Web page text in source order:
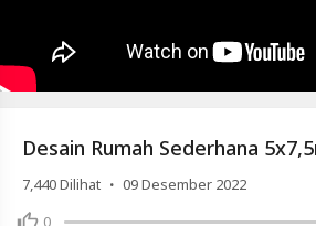
Video
Desain
Rumah
5x7,5m
Shorts
Artikel
Desain Rumah Sederhana
0
7,440Dilihat · 09 Desember 2022